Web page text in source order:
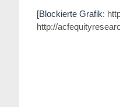
[Blockierte Grafik:
http://